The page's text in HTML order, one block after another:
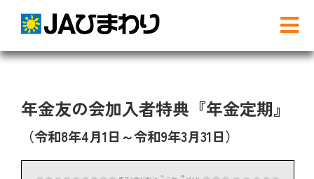
content
検
…
農と食
年金友の会加入者特典『年金定期』
（令和8年4月1日～令和9年3月31日）